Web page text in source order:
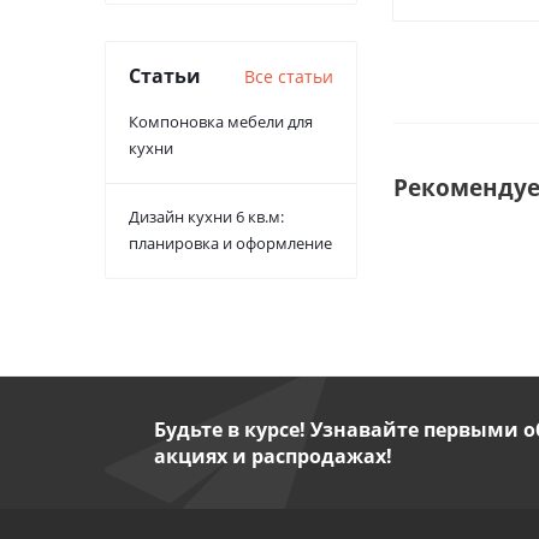
Статьи Все статьи
Компоновка мебели для
кухни
Дизайн кухни 6 кв.м:
планировка и оформление
Будьте в курсе! Узнавайте первыми
акциях и распродажах!